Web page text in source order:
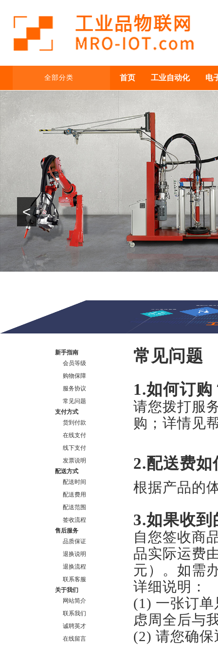
全部分类 首页 工业自动化 电
<
新手指南
会员等级
购物保障
服务协议
常见问题
支付方式
货到付款
在线支付
线下支付
发票说明
配送方式
配送时间
配送费用
配送范围
签收流程
售后服务
品质保证
退换说明
退换流程
联系客服
关于我们
网站简介
联系我们
诚聘英才
在线留言
常见问题
1.如何订购
请您拨打服
购；详情见
2.配送费如
根据产品的
3.如果收
自您签收商
品实际运费
元）。如需
详细说明：
(1) 一张订
虑周全后与
(2) 请您确